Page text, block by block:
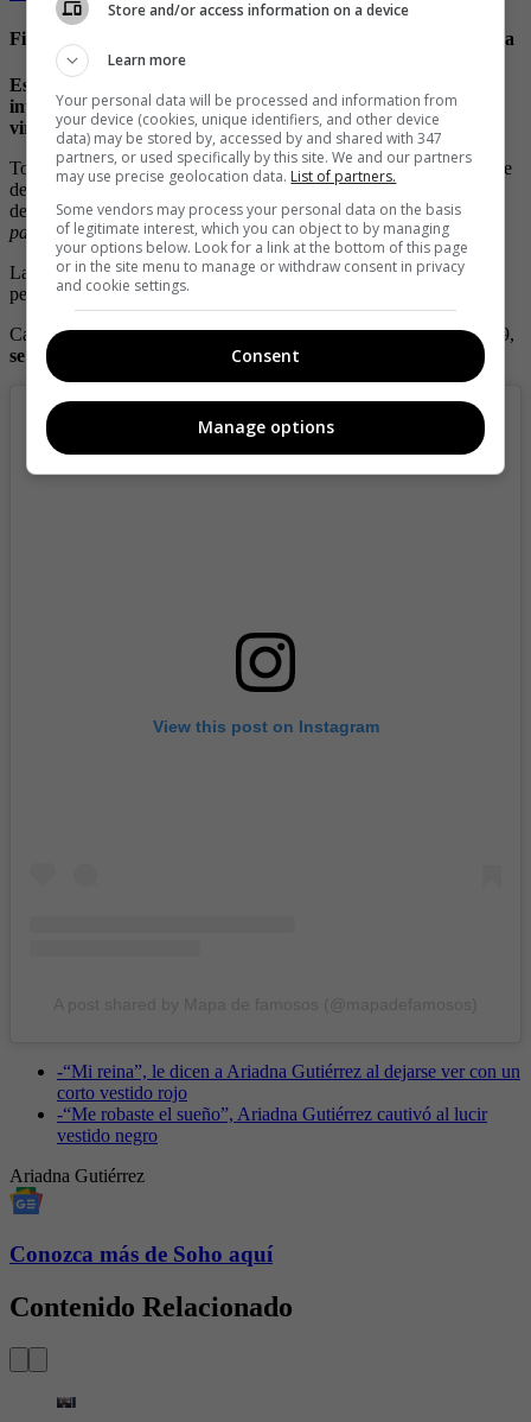
Filtran fotos de Ariadna Gutiérrez sin nada de ropa en la playa
Esta no es la primera vez que Ariadna genera suspiros en
internet con sus curvas, ya que en una pasada ocasión
viralizaron una serie de fotos en las que casi le ven todo.
Todo ocurrió mientras la modelo se encontraba realizando una serie
de fotos para una campaña publicitaria para una marca de vestidos
de baño, por lo que cuando se dispuso a cambiar de prendas, un
paparazzilogró captarla desnuda.
Las imágenes permiten ver que solo lograron taparle su delantera,
pero las cámaras lograron captar toda su retaguardia.
Cabe resaltar que aunque las fotografías fueron tomadas en el 2019,
se han hecho tendencia en redes sociales.
View this post on Instagram
-“Mi reina”, le dicen a Ariadna Gutiérrez al dejarse ver con un
corto vestido rojo
-“Me robaste el sueño”, Ariadna Gutiérrez cautivó al lucir
vestido negro
Ariadna Gutiérrez
Conozca más de Soho aquí
Contenido Relacionado
Store and/or access information on a device
Learn more
Your personal data will be processed and information from
your device (cookies, unique identifiers, and other device
data) may be stored by, accessed by and shared with 347
partners, or used specifically by this site. We and our partners
may use precise geolocation data. List of partners.
Some vendors may process your personal data on the basis
of legitimate interest, which you can object to by managing
your options below. Look for a link at the bottom of this page
or in the site menu to manage or withdraw consent in privacy
and cookie settings.
Consent
Manage options